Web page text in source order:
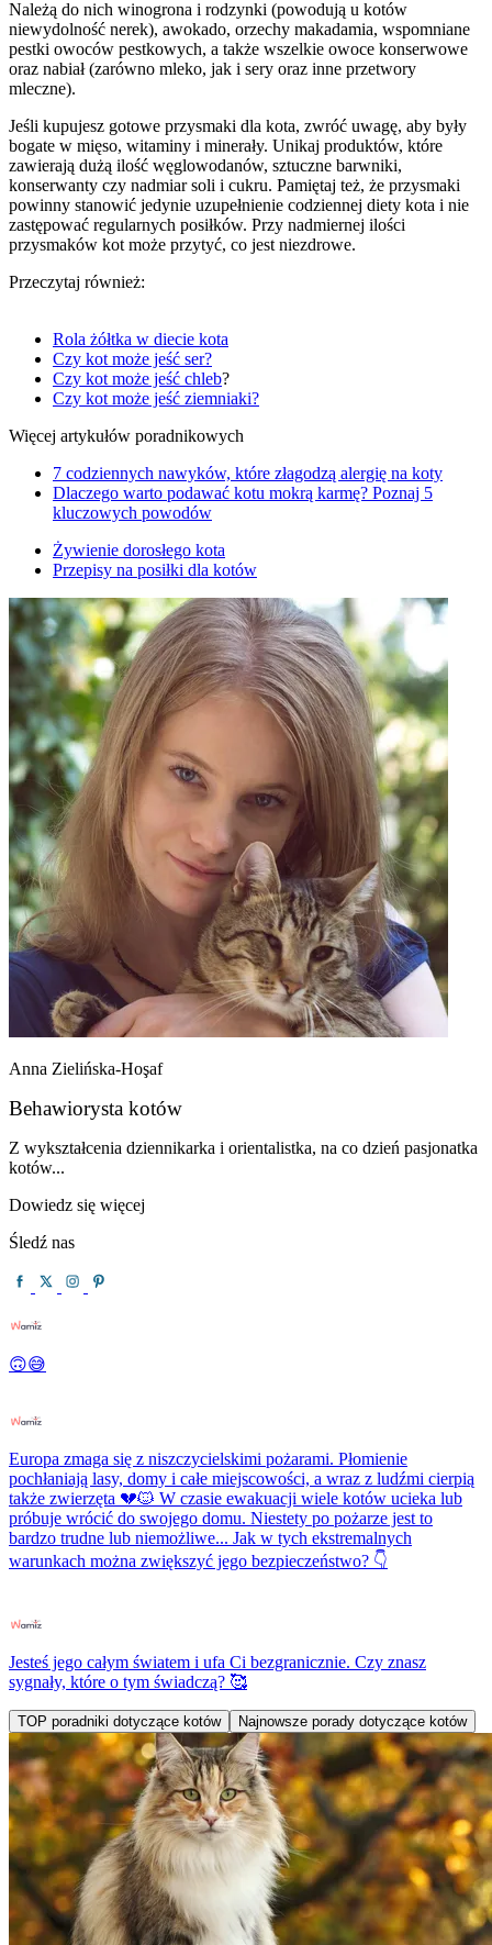
Należą do nich winogrona i rodzynki (powodują u kotów
niewydolność nerek), awokado, orzechy makadamia, wspomniane
pestki owoców pestkowych, a także wszelkie owoce konserwowe
oraz nabiał (zarówno mleko, jak i sery oraz inne przetwory
mleczne).
Jeśli kupujesz gotowe przysmaki dla kota, zwróć uwagę, aby były
bogate w mięso, witaminy i minerały. Unikaj produktów, które
zawierają dużą ilość węglowodanów, sztuczne barwniki,
konserwanty czy nadmiar soli i cukru. Pamiętaj też, że przysmaki
powinny stanowić jedynie uzupełnienie codziennej diety kota i nie
zastępować regularnych posiłków. Przy nadmiernej ilości
przysmaków kot może przytyć, co jest niezdrowe.
Przeczytaj również:
Rola żółtka w diecie kota
Czy kot może jeść ser?
Czy kot może jeść chleb?
Czy kot może jeść ziemniaki?
Więcej artykułów poradnikowych
7 codziennych nawyków, które złagodzą alergię na koty
Dlaczego warto podawać kotu mokrą karmę? Poznaj 5
kluczowych powodów
Żywienie dorosłego kota
Przepisy na posiłki dla kotów
Anna Zielińska-Hoşaf
Behawiorysta kotów
Z wykształcenia dziennikarka i orientalistka, na co dzień pasjonatka
kotów...
Dowiedz się więcej
Śledź nas
🙃😅
Europa zmaga się z niszczycielskimi pożarami. Płomienie
pochłaniają lasy, domy i całe miejscowości, a wraz z ludźmi cierpią
także zwierzęta 💔🐱 W czasie ewakuacji wiele kotów ucieka lub
próbuje wrócić do swojego domu. Niestety po pożarze jest to
bardzo trudne lub niemożliwe... Jak w tych ekstremalnych
warunkach można zwiększyć jego bezpieczeństwo? 👇
Jesteś jego całym światem i ufa Ci bezgranicznie. Czy znasz
sygnały, które o tym świadczą? 🥰
TOP poradniki dotyczące kotów Najnowsze porady dotyczące kotów